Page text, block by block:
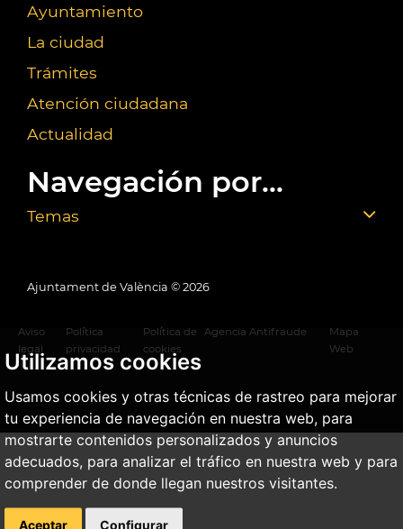
Utilizamos cookies
Usamos cookies y otras técnicas de rastreo para mejorar
tu experiencia de navegación en nuestra web, para
mostrarte contenidos personalizados y anuncios
adecuados, para analizar el tráfico en nuestra web y para
comprender de donde llegan nuestros visitantes.
Aceptar Configurar
Ayuntamiento
La ciudad
Trámites
Atención ciudadana
Actualidad
Navegación por...
Temas
Ajuntament de València © 2026
Aviso
legal
Política
privacidad
Política de
cookies
Agencia Antifraude
Mapa
Web